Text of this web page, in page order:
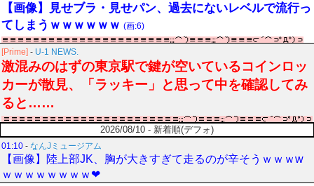
【画像】見せブラ・見せパン、過去にないレベルで流行っ
てしまうｗｗｗｗｗｗ (画:6)
[Prime] - U-1 NEWS.
激混みのはずの東京駅で鍵が空いているコインロッ
カーが散見、「ラッキー」と思って中を確認してみ
ると……
2026/08/10 - 新着順(デフォ)
01:10 - なんJミュージアム
【画像】陸上部JK、胸が大きすぎて走るのが辛そうｗｗｗw
ｗｗｗｗｗｗｗｗ❤